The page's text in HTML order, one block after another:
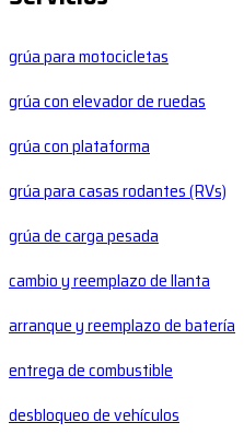
grúa para motocicletas
grúa con elevador de ruedas
grúa con plataforma
grúa para casas rodantes (RVs)
grúa de carga pesada
cambio y reemplazo de llanta
arranque y reemplazo de batería
entrega de combustible
desbloqueo de vehículos